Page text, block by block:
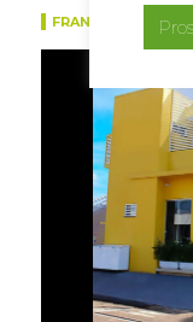
FRANQUIAS